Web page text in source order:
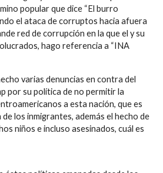
popular que dice “El burro
el ataca de corruptos hacia afuera
red de corrupción en la que el y su
hago referencia a “INA
varias denuncias en contra del
por su política de no permitir la
a esta nación, que es
los inmigrantes, además el hecho de
niños e incluso asesinados, cuál es